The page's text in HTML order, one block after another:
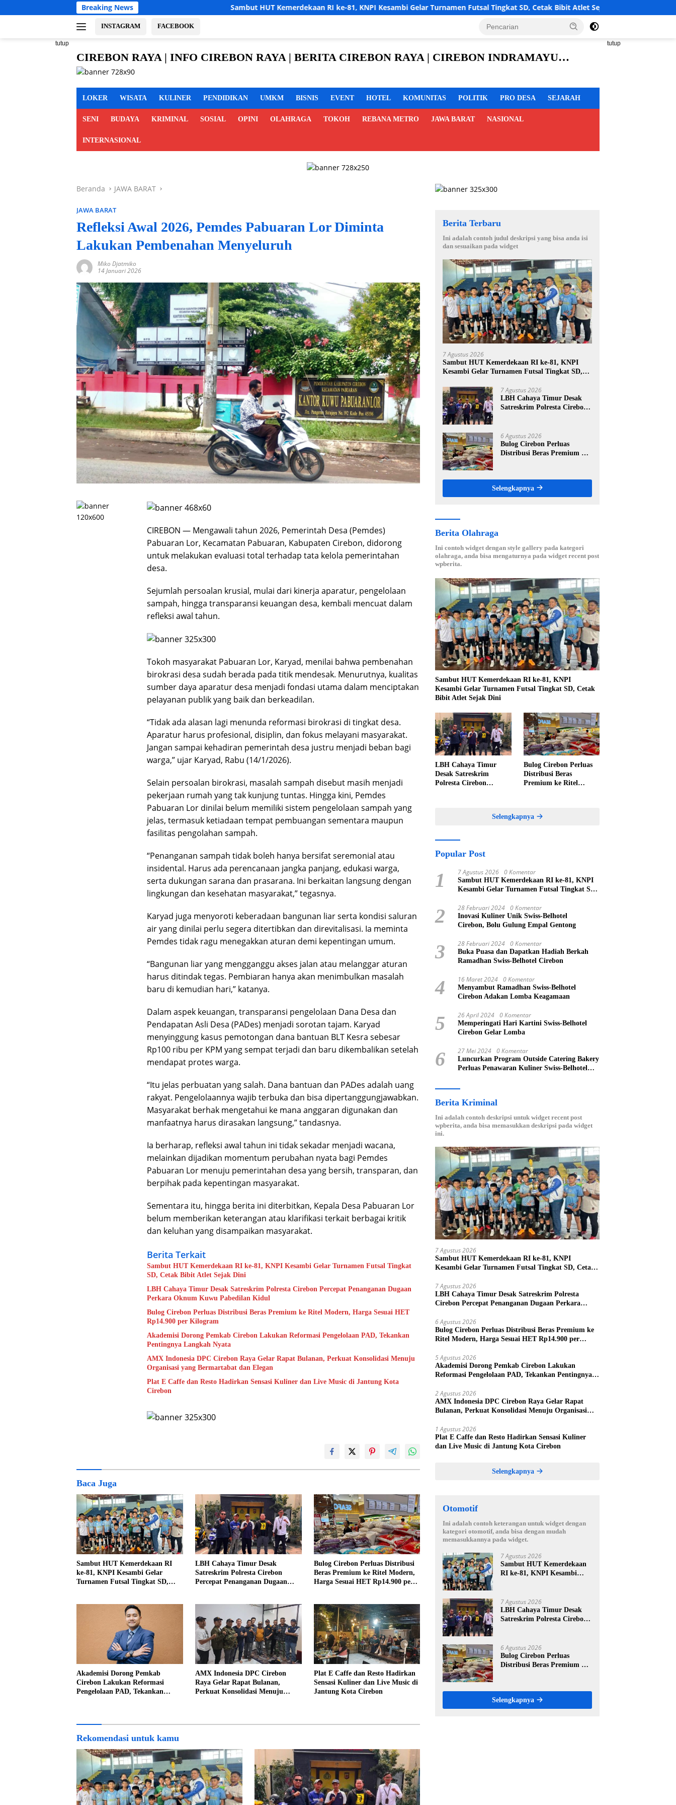
ke
Breaking News Sambut HUT Kemerdekaan RI ke-81, KNPI Kesambi Gelar Turnamen Futsal Tingkat SD, Cetak Bibit Atlet Sejak Dini LBH Cahaya Timur Desak
INSTAGRAM FACEBOOK
tutup tutup
CIREBON RAYA | INFO CIREBON RAYA | BERITA CIREBON RAYA | CIREBON INDRAMAYU
MAJALENGKA KUNINGAN
cirebon
info
raya,
cirebon
kuningan
LOKER WISATA KULINER PENDIDIKAN UMKM BISNIS EVENT HOTEL KOMUNITAS POLITIK PRO DESA SEJARAH
SENI BUDAYA KRIMINAL SOSIAL OPINI OLAHRAGA TOKOH REBANA METRO JAWA BARAT NASIONAL
INTERNASIONAL
Beranda JAWA BARAT
JAWA BARAT
Refleksi Awal 2026, Pemdes Pabuaran Lor Diminta
Lakukan Pembenahan Menyeluruh
Miko Djatmiko
14 Januari 2026
CIREBON — Mengawali tahun 2026, Pemerintah Desa (Pemdes)
Pabuaran Lor, Kecamatan Pabuaran, Kabupaten Cirebon, didorong
untuk melakukan evaluasi total terhadap tata kelola pemerintahan
desa.
Sejumlah persoalan krusial, mulai dari kinerja aparatur, pengelolaan
sampah, hingga transparansi keuangan desa, kembali mencuat dalam
refleksi awal tahun.
Tokoh masyarakat Pabuaran Lor, Karyad, menilai bahwa pembenahan
birokrasi desa sudah berada pada titik mendesak. Menurutnya, kualitas
sumber daya aparatur desa menjadi fondasi utama dalam menciptakan
pelayanan publik yang baik dan berkeadilan.
“Tidak ada alasan lagi menunda reformasi birokrasi di tingkat desa.
Aparatur harus profesional, disiplin, dan fokus melayani masyarakat.
Jangan sampai kehadiran pemerintah desa justru menjadi beban bagi
warga,” ujar Karyad, Rabu (14/1/2026).
Selain persoalan birokrasi, masalah sampah disebut masih menjadi
pekerjaan rumah yang tak kunjung tuntas. Hingga kini, Pemdes
Pabuaran Lor dinilai belum memiliki sistem pengelolaan sampah yang
jelas, termasuk ketiadaan tempat pembuangan sementara maupun
fasilitas pengolahan sampah.
“Penanganan sampah tidak boleh hanya bersifat seremonial atau
insidental. Harus ada perencanaan jangka panjang, edukasi warga,
serta dukungan sarana dan prasarana. Ini berkaitan langsung dengan
lingkungan dan kesehatan masyarakat,” tegasnya.
Karyad juga menyoroti keberadaan bangunan liar serta kondisi saluran
air yang dinilai perlu segera ditertibkan dan direvitalisasi. Ia meminta
Pemdes tidak ragu menegakkan aturan demi kepentingan umum.
“Bangunan liar yang mengganggu akses jalan atau melanggar aturan
harus ditindak tegas. Pembiaran hanya akan menimbulkan masalah
baru di kemudian hari,” katanya.
Dalam aspek keuangan, transparansi pengelolaan Dana Desa dan
Pendapatan Asli Desa (PADes) menjadi sorotan tajam. Karyad
menyinggung kasus pemotongan dana bantuan BLT Kesra sebesar
Rp100 ribu per KPM yang sempat terjadi dan baru dikembalikan setelah
mendapat protes warga.
“Itu jelas perbuatan yang salah. Dana bantuan dan PADes adalah uang
rakyat. Pengelolaannya wajib terbuka dan bisa dipertanggungjawabkan.
Masyarakat berhak mengetahui ke mana anggaran digunakan dan
manfaatnya harus dirasakan langsung,” tandasnya.
Ia berharap, refleksi awal tahun ini tidak sekadar menjadi wacana,
melainkan dijadikan momentum perubahan nyata bagi Pemdes
Pabuaran Lor menuju pemerintahan desa yang bersih, transparan, dan
berpihak pada kepentingan masyarakat.
Sementara itu, hingga berita ini diterbitkan, Kepala Desa Pabuaran Lor
belum memberikan keterangan atau klarifikasi terkait berbagai kritik
dan keluhan yang disampaikan masyarakat.
Berita Terkait
Sambut HUT Kemerdekaan RI ke-81, KNPI Kesambi Gelar Turnamen Futsal Tingkat
SD, Cetak Bibit Atlet Sejak Dini
LBH Cahaya Timur Desak Satreskrim Polresta Cirebon Percepat Penanganan Dugaan
Perkara Oknum Kuwu Pabedilan Kidul
Bulog Cirebon Perluas Distribusi Beras Premium ke Ritel Modern, Harga Sesuai HET
Rp14.900 per Kilogram
Akademisi Dorong Pemkab Cirebon Lakukan Reformasi Pengelolaan PAD, Tekankan
Pentingnya Langkah Nyata
AMX Indonesia DPC Cirebon Raya Gelar Rapat Bulanan, Perkuat Konsolidasi Menuju
Organisasi yang Bermartabat dan Elegan
Plat E Caffe dan Resto Hadirkan Sensasi Kuliner dan Live Music di Jantung Kota
Cirebon
Baca Juga
Sambut HUT Kemerdekaan RI
ke-81, KNPI Kesambi Gelar
Turnamen Futsal Tingkat SD,
LBH Cahaya Timur Desak
Satreskrim Polresta Cirebon
Percepat Penanganan Dugaan
Bulog Cirebon Perluas Distribusi
Beras Premium ke Ritel Modern,
Harga Sesuai HET Rp14.900 per
Akademisi Dorong Pemkab
Cirebon Lakukan Reformasi
Pengelolaan PAD, Tekankan
AMX Indonesia DPC Cirebon
Raya Gelar Rapat Bulanan,
Perkuat Konsolidasi Menuju
Plat E Caffe dan Resto Hadirkan
Sensasi Kuliner dan Live Music di
Jantung Kota Cirebon
Rekomendasi untuk kamu
Berita Terbaru
Ini adalah contoh judul deskripsi yang bisa anda isi
dan sesuaikan pada widget
7 Agustus 2026
Sambut HUT Kemerdekaan RI ke-81, KNPI
Kesambi Gelar Turnamen Futsal Tingkat SD,
7 Agustus 2026
LBH Cahaya Timur Desak
Satreskrim Polresta Cirebon
Kuwu Pabedilan Kidul
6 Agustus 2026
Bulog Cirebon Perluas
Distribusi Beras Premium ke
Selengkapnya
Berita Olahraga
Ini contoh widget dengan style gallery pada kategori
olahraga, anda bisa mengaturnya pada widget recent post
wpberita.
Sambut HUT Kemerdekaan RI ke-81, KNPI
Kesambi Gelar Turnamen Futsal Tingkat SD, Cetak
Bibit Atlet Sejak Dini
LBH Cahaya Timur
Desak Satreskrim
Polresta Cirebon
Bulog Cirebon Perluas
Distribusi Beras
Premium ke Ritel
Selengkapnya
Popular Post
1 7 Agustus 2026 0 Komentar
Sambut HUT Kemerdekaan RI ke-81, KNPI
Kesambi Gelar Turnamen Futsal Tingkat SD,
2 28 Februari 2024 0 Komentar
Inovasi Kuliner Unik Swiss-Belhotel
Cirebon, Bolu Gulung Empal Gentong
3 28 Februari 2024 0 Komentar
Buka Puasa dan Dapatkan Hadiah Berkah
Ramadhan Swiss-Belhotel Cirebon
4 16 Maret 2024 0 Komentar
Menyambut Ramadhan Swiss-Belhotel
Cirebon Adakan Lomba Keagamaan
5 26 April 2024 0 Komentar
Memperingati Hari Kartini Swiss-Belhotel
Cirebon Gelar Lomba
6 27 Mei 2024 0 Komentar
Luncurkan Program Outside Catering Bakery
Perluas Penawaran Kuliner Swiss-Belhotel
Berita Kriminal
Ini adalah contoh deskripsi untuk widget recent post
wpberita, anda bisa memasukkan deskripsi pada widget
ini.
7 Agustus 2026
Sambut HUT Kemerdekaan RI ke-81, KNPI
Kesambi Gelar Turnamen Futsal Tingkat SD, Cetak
7 Agustus 2026
LBH Cahaya Timur Desak Satreskrim Polresta
Cirebon Percepat Penanganan Dugaan Perkara
6 Agustus 2026
Bulog Cirebon Perluas Distribusi Beras Premium ke
Ritel Modern, Harga Sesuai HET Rp14.900 per
5 Agustus 2026
Akademisi Dorong Pemkab Cirebon Lakukan
Reformasi Pengelolaan PAD, Tekankan Pentingnya
2 Agustus 2026
AMX Indonesia DPC Cirebon Raya Gelar Rapat
Bulanan, Perkuat Konsolidasi Menuju Organisasi
1 Agustus 2026
Plat E Caffe dan Resto Hadirkan Sensasi Kuliner
dan Live Music di Jantung Kota Cirebon
Selengkapnya
Otomotif
Ini adalah contoh keterangan untuk widget dengan
kategori otomotif, anda bisa dengan mudah
memasukkannya pada widget.
7 Agustus 2026
Sambut HUT Kemerdekaan
RI ke-81, KNPI Kesambi
Sejak Dini
7 Agustus 2026
LBH Cahaya Timur Desak
Satreskrim Polresta Cirebon
Kuwu Pabedilan Kidul
6 Agustus 2026
Bulog Cirebon Perluas
Distribusi Beras Premium ke
Selengkapnya